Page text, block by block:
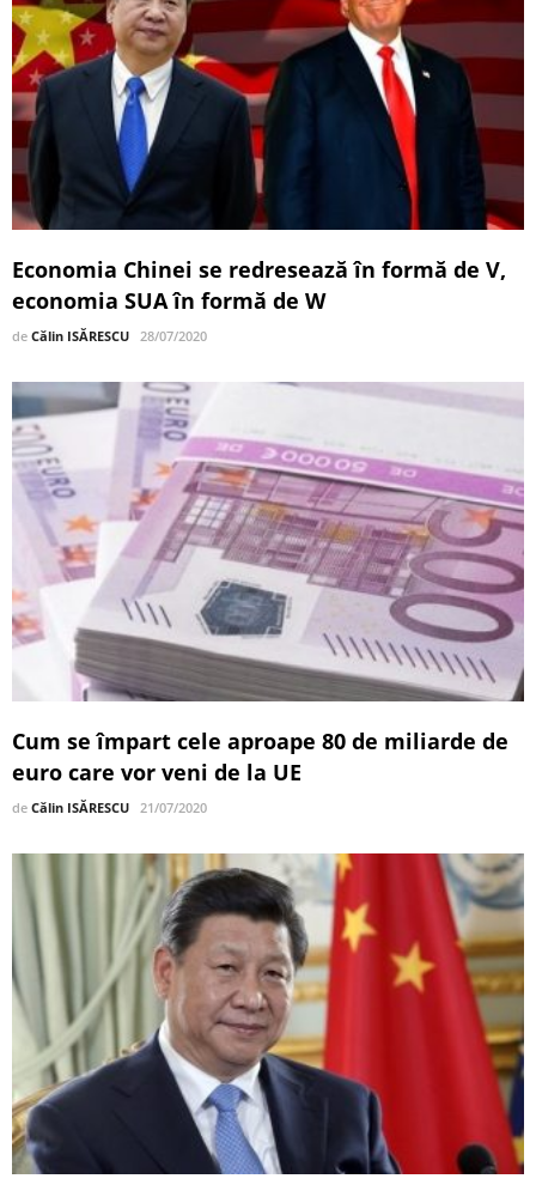
Economia Chinei se redresează în formă de V,
economia SUA în formă de W
de Călin ISĂRESCU 28/07/2020
Cum se împart cele aproape 80 de miliarde de
euro care vor veni de la UE
de Călin ISĂRESCU 21/07/2020